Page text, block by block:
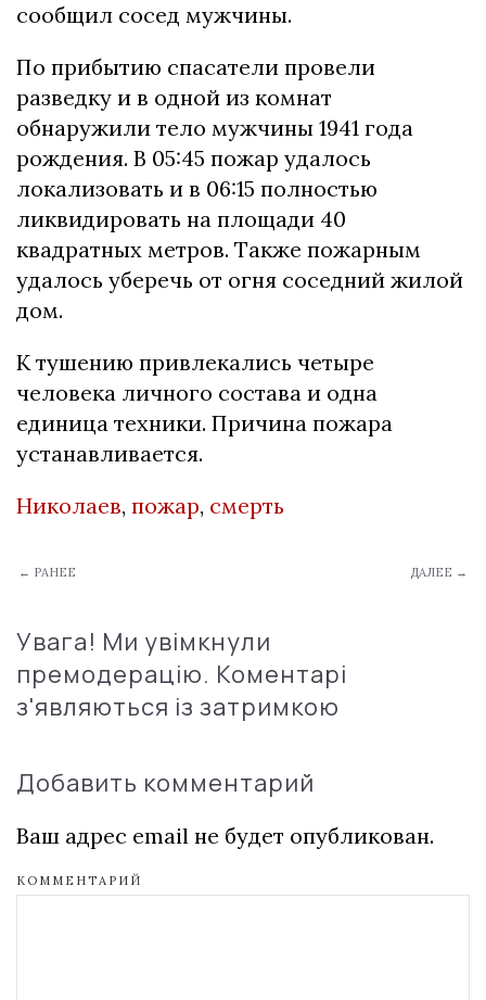
сообщил сосед мужчины.
По прибытию спасатели провели
разведку и в одной из комнат
обнаружили тело мужчины 1941 года
рождения. В 05:45 пожар удалось
локализовать и в 06:15 полностью
ликвидировать на площади 40
квадратных метров. Также пожарным
удалось уберечь от огня соседний жилой
дом.
К тушению привлекались четыре
человека личного состава и одна
единица техники. Причина пожара
устанавливается.
Николаев, пожар, смерть
← РАНЕЕ ДАЛЕЕ →
Увага! Ми увімкнули
премодерацію. Коментарі
з'являються із затримкою
Добавить комментарий
Ваш адрес email не будет опубликован.
КОММЕНТАРИЙ